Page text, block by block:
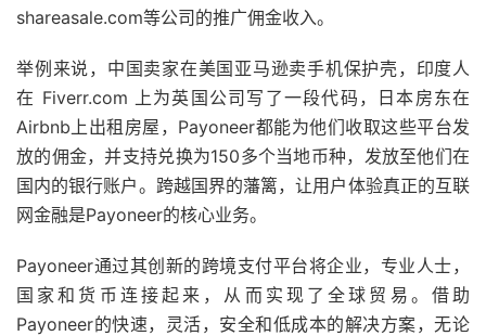
shareasale.com等公司的推广佣金收入。
举例来说，中国卖家在美国亚马逊卖手机保护壳，印度人
在 Fiverr.com 上为英国公司写了一段代码，日本房东在
Airbnb上出租房屋，Payoneer都能为他们收取这些平台发
放的佣金，并支持兑换为150多个当地币种，发放至他们在
国内的银行账户。跨越国界的藩篱，让用户体验真正的互联
网金融是Payoneer的核心业务。
Payoneer通过其创新的跨境支付平台将企业，专业人士，
国家和货币连接起来，从而实现了全球贸易。借助
Payoneer的快速，灵活，安全和低成本的解决方案，无论